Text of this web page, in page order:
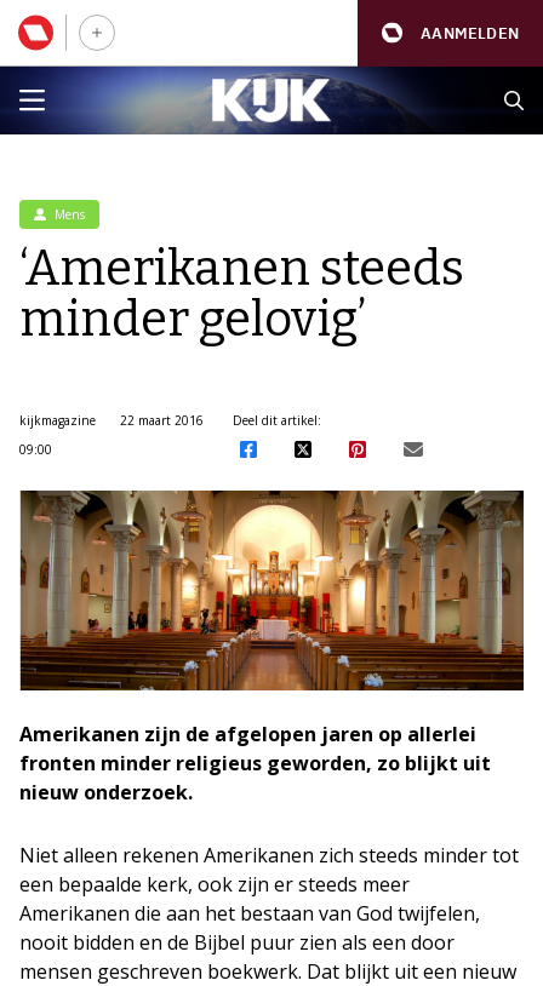
AANMELDEN
Mens
‘Amerikanen steeds
minder gelovig’
kijkmagazine
22 maart 2016
09:00
Deel dit artikel:
Amerikanen zijn de afgelopen jaren op allerlei
fronten minder religieus geworden, zo blijkt uit
nieuw onderzoek.
Niet alleen rekenen Amerikanen zich steeds minder tot
een bepaalde kerk, ook zijn er steeds meer
Amerikanen die aan het bestaan van God twijfelen,
nooit bidden en de Bijbel puur zien als een door
mensen geschreven boekwerk. Dat blijkt uit een nieuw